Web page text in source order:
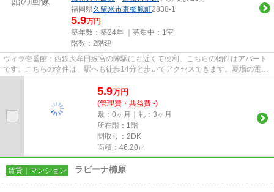
福岡県久留米市東櫛原町2838-1
5.9万円
築年数：築24年 ｜募集中： 1室
階数：2階建
ヴィラ壱番館：西鉄大牟田線宮の陣駅にも近くて便利。こちらの物件はアパート
です。こちらの物件は、駅へも徒歩14分と歩いてアクセスできます。夏場の電気
代も安く抑えられる通風良好...
5.9万円
(管理費・共益費 -)
敷：0ヶ月｜礼：3ヶ月
所在階：1階
間取り：2DK
面積：46.20㎡
賃貸｜マンション ラビーナ櫛原